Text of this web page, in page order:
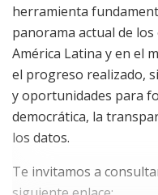
herramienta
panorama actual de
América Latina y en el
el progreso realizado,
y oportunidades para
democrática, la
los datos.
Te invitamos a